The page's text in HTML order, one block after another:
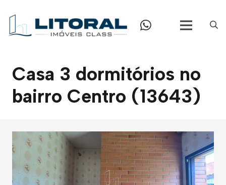
Casa 3 dormitórios no
bairro Centro (13643)